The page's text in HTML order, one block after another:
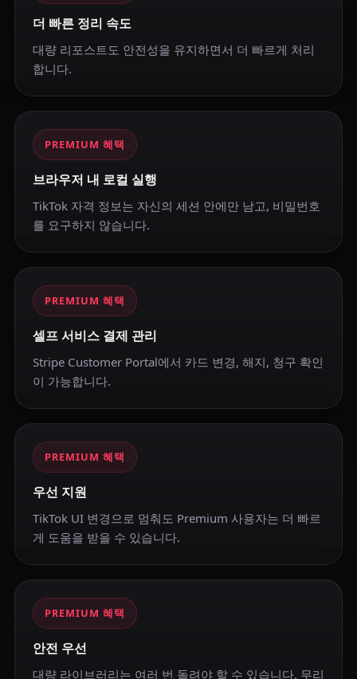
더 빠른 정리 속도
대량 리포스트도 안전성을 유지하면서 더 빠르게 처리
합니다.
PREMIUM 혜택
브라우저 내 로컬 실행
TikTok 자격 정보는 자신의 세션 안에만 남고, 비밀번호
를 요구하지 않습니다.
PREMIUM 혜택
셀프 서비스 결제 관리
Stripe Customer Portal에서 카드 변경, 해지, 청구 확인
이 가능합니다.
PREMIUM 혜택
우선 지원
TikTok UI 변경으로 멈춰도 Premium 사용자는 더 빠르
게 도움을 받을 수 있습니다.
PREMIUM 혜택
안전 우선
대량 라이브러리는 여러 번 돌려야 할 수 있습니다. 무리